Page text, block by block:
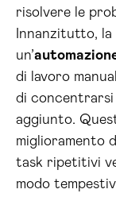
risolvere le
Innanzitutto,
un’
di lavoro
di concentrarsi
aggiunto.
miglioramento
task ripetitivi
modo